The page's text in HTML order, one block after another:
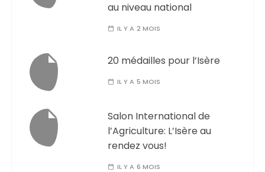
au niveau national
IL Y A 2 MOIS
20 médailles pour l’Isère
IL Y A 5 MOIS
Salon International de
l’Agriculture: L’Isère au
rendez vous!
IL Y A 6 MOIS